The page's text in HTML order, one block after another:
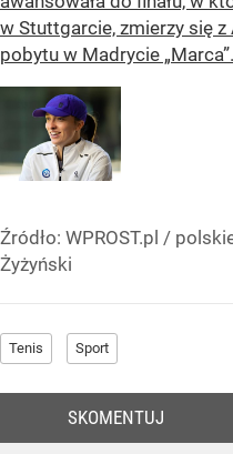
w Stuttgarcie, zmierzy się z
pobytu w Madrycie
Źródło: WPROST.pl /
Żyżyński
Tenis Sport
SKOMENTUJ